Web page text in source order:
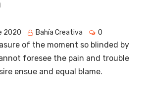
2020 Bahía Creativa 0
of the moment so blinded by
foresee the pain and trouble
ensue and equal blame.